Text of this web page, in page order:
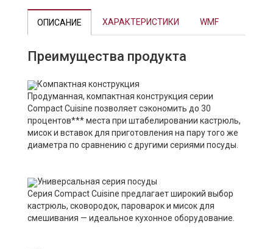
ОПИСАНИЕ ХАРАКТЕРИСТИКИ WMF
Преимущества продукта
Компактная конструкция
Продуманная, компактная конструкция серии
Compact Cuisine позволяет сэкономить до 30
процентов*** места при штабелировании кастрюль,
мисок и вставок для приготовления на пару того же
диаметра по сравнению с другими сериями посуды.
Универсальная серия посуды
Серия Compact Cuisine предлагает широкий выбор
кастрюль, сковородок, пароварок и мисок для
смешивания — идеальное кухонное оборудование.